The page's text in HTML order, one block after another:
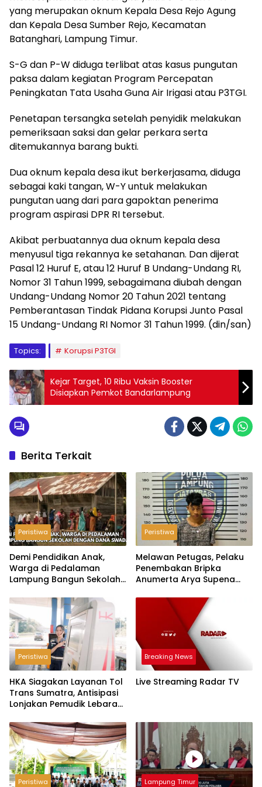
yang merupakan oknum Kepala Desa Rejo Agung
dan Kepala Desa Sumber Rejo, Kecamatan
Batanghari, Lampung Timur.
S-G dan P-W diduga terlibat atas kasus pungutan
paksa dalam kegiatan Program Percepatan
Peningkatan Tata Usaha Guna Air Irigasi atau P3TGI.
Penetapan tersangka setelah penyidik melakukan
pemeriksaan saksi dan gelar perkara serta
ditemukannya barang bukti.
Dua oknum kepala desa ikut berkerjasama, diduga
sebagai kaki tangan, W-Y untuk melakukan
pungutan uang dari para gapoktan penerima
program aspirasi DPR RI tersebut.
Akibat perbuatannya dua oknum kepala desa
menyusul tiga rekannya ke setahanan. Dan dijerat
Pasal 12 Huruf E, atau 12 Huruf B Undang-Undang RI,
Nomor 31 Tahun 1999, sebagaimana diubah dengan
Undang-Undang Nomor 20 Tahun 2021 tentang
Pemberantasan Tindak Pidana Korupsi Junto Pasal
15 Undang-Undang RI Nomor 31 Tahun 1999. (din/san)
Topics: Korupsi P3TGI
Kejar Target, 10 Ribu Vaksin Booster
Disiapkan Pemkot Bandarlampung
Berita Terkait
Peristiwa
Demi Pendidikan Anak,
Warga di Pedalaman
Lampung Bangun Sekolah
Peristiwa
Melawan Petugas, Pelaku
Penembakan Bripka
Anumerta Arya Supena
Hantu
Peristiwa
HKA Siagakan Layanan Tol
Trans Sumatra, Antisipasi
Lonjakan Pemudik Lebaran
Breaking News
Live Streaming Radar TV
Peristiwa Lampung Timur